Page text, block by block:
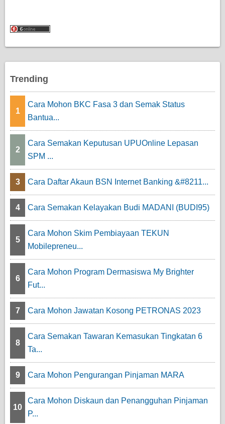
Trending
1
Cara Mohon BKC Fasa 3 dan Semak Status
Bantua...
2
Cara Semakan Keputusan UPUOnline Lepasan
SPM ...
3 Cara Daftar Akaun BSN Internet Banking &#8211...
4 Cara Semakan Kelayakan Budi MADANI (BUDI95)
5
Cara Mohon Skim Pembiayaan TEKUN
Mobilepreneu...
6
Cara Mohon Program Dermasiswa My Brighter
Fut...
7 Cara Mohon Jawatan Kosong PETRONAS 2023
8
Cara Semakan Tawaran Kemasukan Tingkatan 6
Ta...
9 Cara Mohon Pengurangan Pinjaman MARA
10
Cara Mohon Diskaun dan Penangguhan Pinjaman
P...